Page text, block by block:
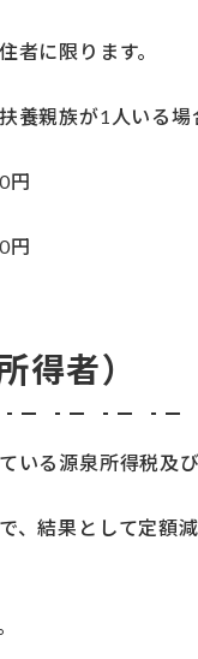
者に限ります。
親族が1人いる場
円
円
得者）
る源泉所得税及
、結果として定額